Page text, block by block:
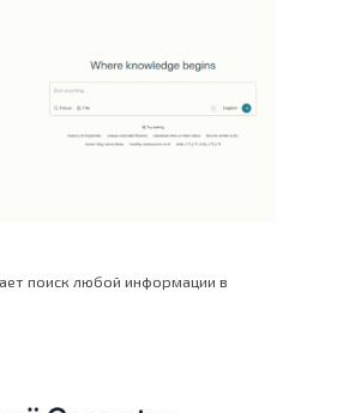
поиск любой информации в